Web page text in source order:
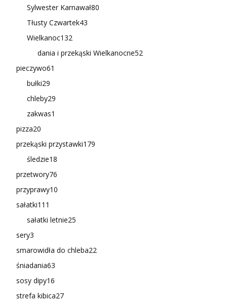
Sylwester Karnawał80
Tłusty Czwartek43
Wielkanoc132
dania i przekąski Wielkanocne52
pieczywo61
bułki29
chleby29
zakwas1
pizza20
przekąski przystawki179
śledzie18
przetwory76
przyprawy10
sałatki111
sałatki letnie25
sery3
smarowidła do chleba22
śniadania63
sosy dipy16
strefa kibica27